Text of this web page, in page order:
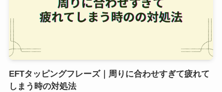
EFTタッピングフレーズ｜周りに合わせすぎて疲れて
しまう時の対処法